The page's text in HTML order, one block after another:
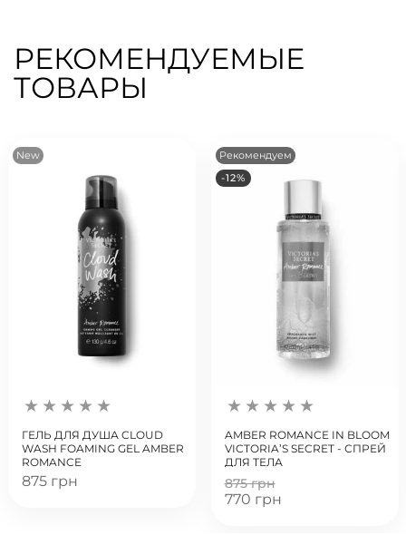
РЕКОМЕНДУЕМЫЕ
ТОВАРЫ
New
ГЕЛЬ ДЛЯ ДУША CLOUD
WASH FOAMING GEL AMBER
ROMANCE
875 грн
Рекомендуем
-12%
AMBER ROMANCE IN BLOOM
VICTORIA’S SECRET - СПРЕЙ
ДЛЯ ТЕЛА
875 грн
770 грн